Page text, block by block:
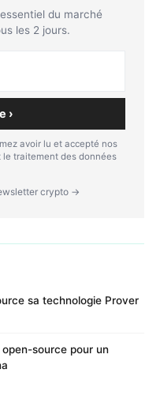
du marché
les 2 jours.
›
avoir lu et accepté nos
le traitement des données
crypto →
sa technologie Prover
source pour un